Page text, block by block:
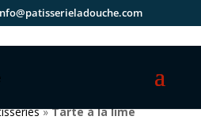
»Tarte à la lime